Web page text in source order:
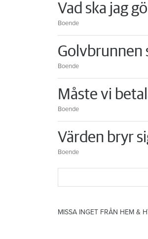
Vad ska jag
Boende
Golvbrunnen
Boende
Måste vi
Boende
Värden bryr
Boende
MISSA INGET FRÅN HEM &